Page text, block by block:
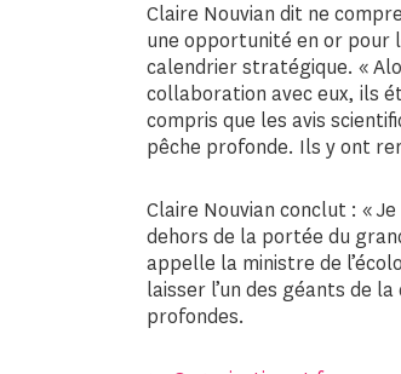
Claire Nouvian dit ne
une opportunité en or
calendrier stratégique. «
collaboration avec eux, ils
compris que les avis
pêche profonde. Ils y ont
Claire Nouvian conclut : «
dehors de la portée du
appelle la ministre de
laisser l’un des géants de
profondes.